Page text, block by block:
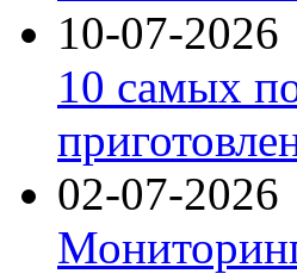
10-07-2026
10 самых
02-07-2026